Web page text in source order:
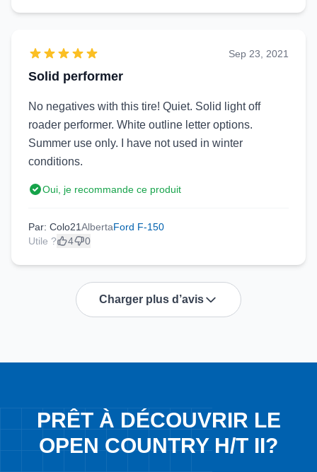
Solid performer
Sep 23, 2021
No negatives with this tire! Quiet. Solid light off
roader performer. White outline letter options.
Summer use only. I have not used in winter
conditions.
Oui, je recommande ce produit
Par: Colo21AlbertaFord F-150
Utile ?
4 0
Charger plus d’avis
PRÊT À DÉCOUVRIR LE
OPEN COUNTRY H/T II?